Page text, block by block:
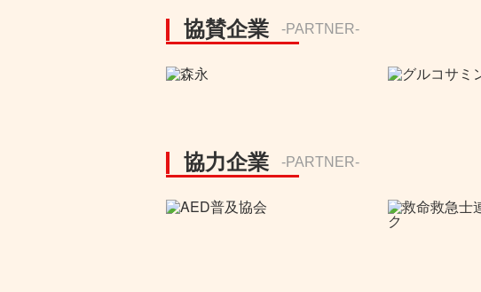
協賛企業 -PARTNER-
協力企業 -PARTNER-